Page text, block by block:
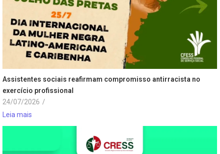
Assistentes sociais reafirmam compromisso antirracista no
exercício profissional
24/07/2026 /
Leia mais